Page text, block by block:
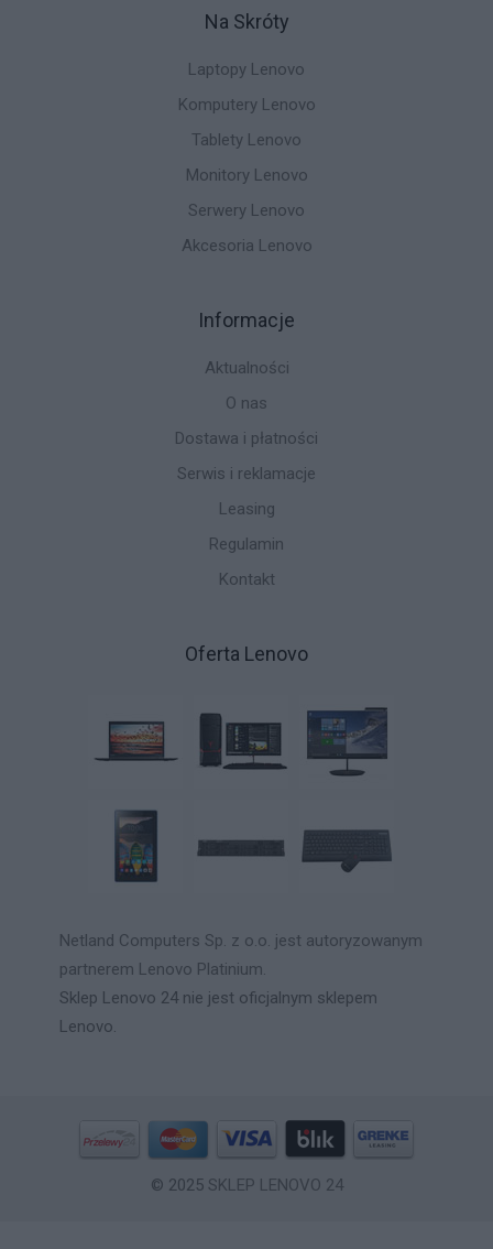
Na Skróty
Laptopy Lenovo
Komputery Lenovo
Tablety Lenovo
Monitory Lenovo
Serwery Lenovo
Akcesoria Lenovo
Informacje
Aktualności
O nas
Dostawa i płatności
Serwis i reklamacje
Leasing
Regulamin
Kontakt
Oferta Lenovo
Netland Computers Sp. z o.o. jest autoryzowanym
partnerem Lenovo Platinium.
Sklep Lenovo 24 nie jest oficjalnym sklepem
Lenovo.
© 2025 SKLEP LENOVO 24